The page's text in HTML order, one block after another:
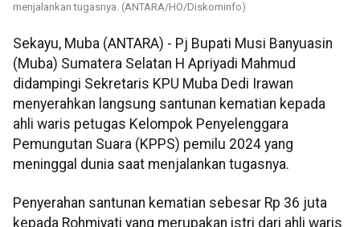
menjalankan tugasnya. (ANTARA/HO/Diskominfo)
Sekayu, Muba (ANTARA) - Pj Bupati Musi Banyuasin
(Muba) Sumatera Selatan H Apriyadi Mahmud
didampingi Sekretaris KPU Muba Dedi Irawan
menyerahkan langsung santunan kematian kepada
ahli waris petugas Kelompok Penyelenggara
Pemungutan Suara (KPPS) pemilu 2024 yang
meninggal dunia saat menjalankan tugasnya.
Penyerahan santunan kematian sebesar Rp 36 juta
kepada Rohmiyati yang merupakan istri dari ahli waris